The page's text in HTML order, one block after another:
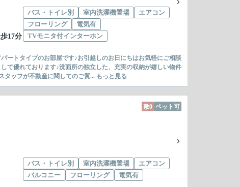
17分
バス・トイレ別 室内洗濯機置場
エアコン
フローリング
電気有
TVモニタ付インターホン
ートタイプのお部屋です♪お引越しのお日にちはお気軽にご相談
て優れております♪洗面所の独立した、充実の収納が嬉しい物件
タッフが不動産に関してのご質... もっと見る
敷0 ペット可
バス・トイレ別 室内洗濯機置場
エアコン
バルコニー
フローリング 電気有